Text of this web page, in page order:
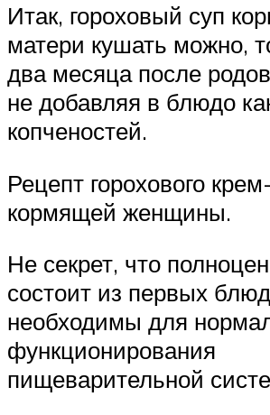
Итак, гороховый суп
матери кушать можно,
два месяца после
не добавляя в блюдо
копченостей.
Рецепт горохового
кормящей женщины.
Не секрет, что
состоит из первых
необходимы для
функционирования
пищеварительной